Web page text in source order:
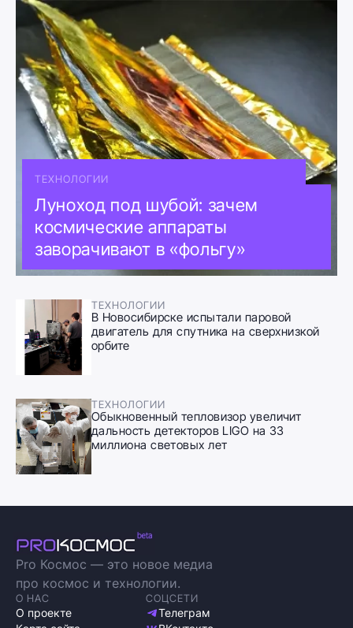
ТЕХНОЛОГИИ
Луноход под шубой: зачем
космические аппараты
заворачивают в «фольгу»
ТЕХНОЛОГИИ
В Новосибирске испытали паровой
двигатель для спутника на сверхнизкой
орбите
ТЕХНОЛОГИИ
Обыкновенный тепловизор увеличит
дальность детекторов LIGO на 33
миллиона световых лет
Pro Космос — это новое медиа
про космос и технологии.
О НАС
О проекте
СОЦСЕТИ
Телеграм